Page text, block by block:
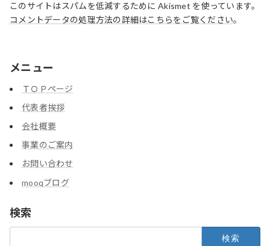
このサイトはスパムを低減するために Akismet を使っています。
コメントデータの処理方法の詳細はこちらをご覧ください。
メニュー
ＴＯＰページ
代表者挨拶
会社概要
事業のご案内
お問い合わせ
mooqブログ
検索